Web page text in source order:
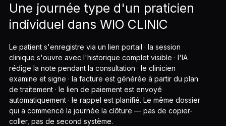
Une journée type d'un praticien
individuel dans WIO CLINIC
Le patient s'enregistre via un lien portail · la session
clinique s'ouvre avec l'historique complet visible · l'IA
rédige la note pendant la consultation · le clinicien
examine et signe · la facture est générée à partir du plan
de traitement · le lien de paiement est envoyé
automatiquement · le rappel est planifié. Le même dossier
qui a commencé la journée la clôture — pas de copier-
coller, pas de second système.